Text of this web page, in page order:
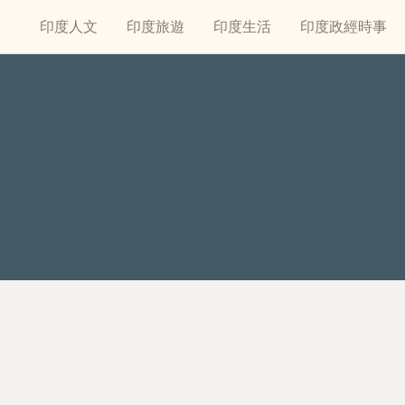
印度人文 印度旅遊 印度生活 印度政經時事